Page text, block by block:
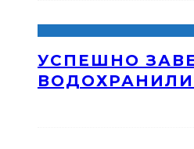
УСПЕШНО